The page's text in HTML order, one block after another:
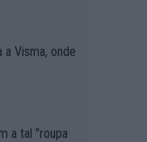
a Visma, onde
a tal "roupa